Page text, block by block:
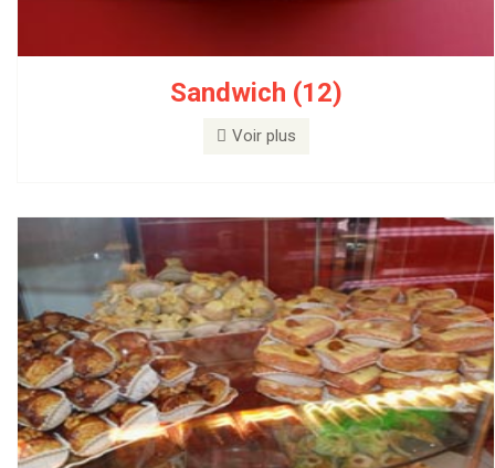
Sandwich (12)
Voir plus
Gâteau (0)